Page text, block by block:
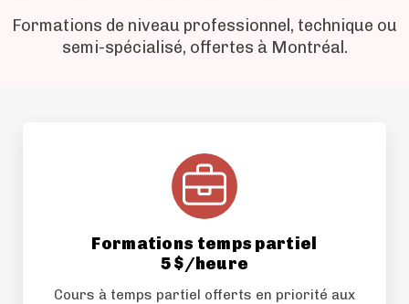
Formations de niveau professionnel, technique ou
semi-spécialisé, offertes à Montréal.
Formations temps partiel
5 $/heure
Cours à temps partiel offerts en priorité aux